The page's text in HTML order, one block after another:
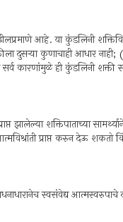
आहे. या कुंडलिनी
दुसर्‍या कुणाचाही आधार
सर्व कारणांमुळे ही कुंडलिनी
शक्तिपाताच्या
प्राप्त करुन देऊ शकतो
स्वसंवेद्य आत्मस्वरुपाचे